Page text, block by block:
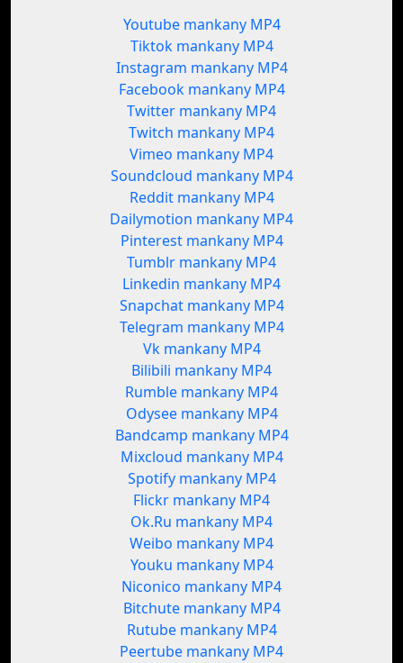
Youtube mankany MP4
Tiktok mankany MP4
Instagram mankany MP4
Facebook mankany MP4
Twitter mankany MP4
Twitch mankany MP4
Vimeo mankany MP4
Soundcloud mankany MP4
Reddit mankany MP4
Dailymotion mankany MP4
Pinterest mankany MP4
Tumblr mankany MP4
Linkedin mankany MP4
Snapchat mankany MP4
Telegram mankany MP4
Vk mankany MP4
Bilibili mankany MP4
Rumble mankany MP4
Odysee mankany MP4
Bandcamp mankany MP4
Mixcloud mankany MP4
Spotify mankany MP4
Flickr mankany MP4
Ok.Ru mankany MP4
Weibo mankany MP4
Youku mankany MP4
Niconico mankany MP4
Bitchute mankany MP4
Rutube mankany MP4
Peertube mankany MP4